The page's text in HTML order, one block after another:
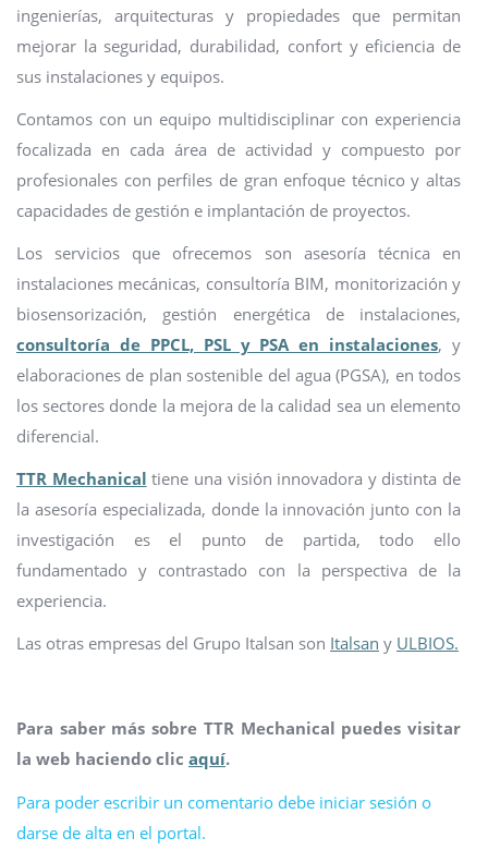
ingenierías, arquitecturas y propiedades que permitan
mejorar la seguridad, durabilidad, confort y eficiencia de
sus instalaciones y equipos.
Contamos con un equipo multidisciplinar con experiencia
focalizada en cada área de actividad y compuesto por
profesionales con perfiles de gran enfoque técnico y altas
capacidades de gestión e implantación de proyectos.
Los servicios que ofrecemos son asesoría técnica en
instalaciones mecánicas, consultoría BIM, monitorización y
biosensorización, gestión energética de instalaciones,
consultoría de PPCL, PSL y PSA en instalaciones, y
elaboraciones de plan sostenible del agua (PGSA), en todos
los sectores donde la mejora de la calidad sea un elemento
diferencial.
TTR Mechanical tiene una visión innovadora y distinta de
la asesoría especializada, donde la innovación junto con la
investigación es el punto de partida, todo ello
fundamentado y contrastado con la perspectiva de la
experiencia.
Las otras empresas del Grupo Italsan son Italsan y ULBIOS.
Para saber más sobre TTR Mechanical puedes visitar
la web haciendo clic aquí.
Para poder escribir un comentario debe iniciar sesión o
darse de alta en el portal.